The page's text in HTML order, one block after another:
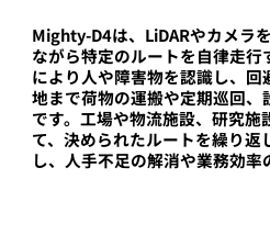
Mighty-D4は、LiDARやカメラ
ながら特定のルートを自律走行
により人や障害物を認識し、
地まで荷物の運搬や定期巡回
です。工場や物流施設、研究施
て、決められたルートを繰り返
し、人手不足の解消や業務効率